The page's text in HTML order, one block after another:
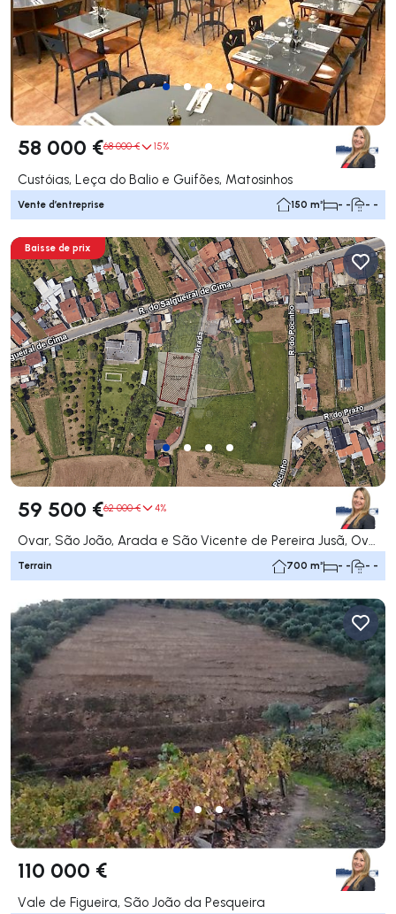
58 000 €68 000 € 15%
Custóias, Leça do Balio e Guifões, Matosinhos
Vente d’entreprise 150 m² - - - -
Baisse de prix
59 500 €62 000 € 4%
Ovar, São João, Arada e São Vicente de Pereira Jusã, Ovar
Terrain 700 m² - - - -
110 000 €
Vale de Figueira, São João da Pesqueira